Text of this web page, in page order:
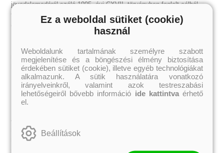
jövedelemadóról szóló 1995. évi CXVII. törvényben foglalt célból,
valamint marketingtevékenysége és a promóció lebonyolítása és
dokumentálása céljára. További harmadik személyeknek a
Könyvmolyképző Kiadó ezen információkat nem adja tovább. A
résztvevők személyes adatait a hatályos jogszabályi rendelkezések
betartásával kezeli.
Kik nem vehetnek részt a promócióban?
A promócióban nem vehetnek részt a Könyvmolyképző Kiadó
munkatársai. A promóció szervezője az esetleges hibás, valótlan
regisztrációkért felelősséget nem vállal. Az előírttól eltérő formátumú
regisztrációk helyességének elbírálására a jogot a promóció
Ez a weboldal sütiket (cookie)
használ
Weboldalunk tartalmának személyre szabott
megjelenítése és a böngészési élmény biztosítása
érdekében sütiket (cookie), illetve egyéb technológiákat
alkalmazunk. A sütik használatára vonatkozó
irányelveinkről, valamint azok testreszabási
lehetőségeiről bővebb információ ide kattintvaérhető
el.
Beállítások